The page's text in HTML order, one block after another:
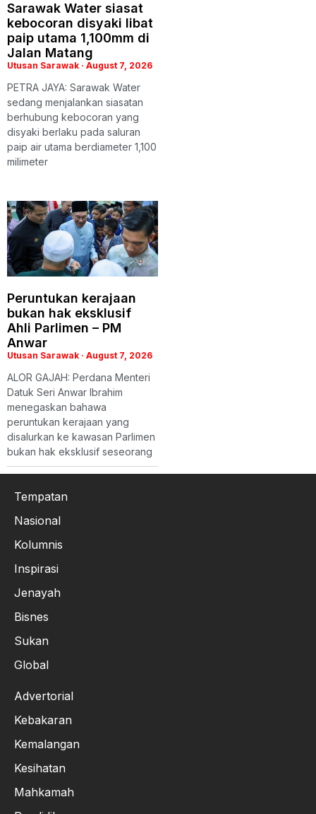
Sarawak Water siasat
kebocoran disyaki libat
paip utama 1,100mm di
Jalan Matang
Utusan Sarawak August 7, 2026
PETRA JAYA: Sarawak Water
sedang menjalankan siasatan
berhubung kebocoran yang
disyaki berlaku pada saluran
paip air utama berdiameter 1,100
milimeter
Peruntukan kerajaan
bukan hak eksklusif
Ahli Parlimen – PM
Anwar
Utusan Sarawak August 7, 2026
ALOR GAJAH: Perdana Menteri
Datuk Seri Anwar Ibrahim
menegaskan bahawa
peruntukan kerajaan yang
disalurkan ke kawasan Parlimen
bukan hak eksklusif seseorang
Tempatan
Nasional
Kolumnis
Inspirasi
Jenayah
Bisnes
Sukan
Global
Advertorial
Kebakaran
Kemalangan
Kesihatan
Mahkamah